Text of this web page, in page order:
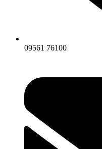
09561 76100